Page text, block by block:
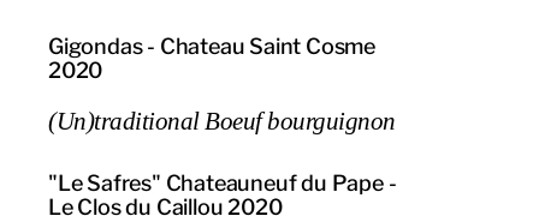
Gigondas - Chateau Saint Cosme
2020
(Un)traditional Boeuf bourguignon
"Le Safres" Chateauneuf du Pape -
Le Clos du Caillou 2020